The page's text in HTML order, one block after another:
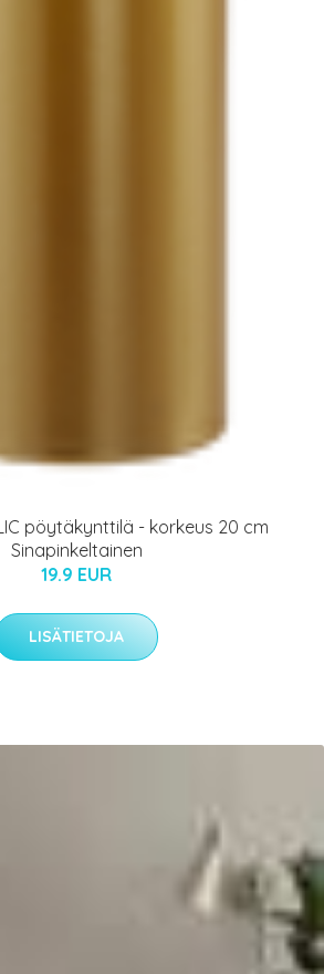
pöytäkynttilä - korkeus 20 cm
Sinapinkeltainen
19.9 EUR
LISÄTIETOJA